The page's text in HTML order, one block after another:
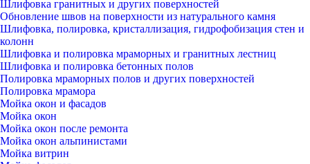
Шлифовка гранитных и других поверхностей
Обновление швов на поверхности из натурального камня
Шлифовка, полировка, кристаллизация, гидрофобизация стен и
колонн
Шлифовка и полировка мраморных и гранитных лестниц
Шлифовка и полировка бетонных полов
Полировка мраморных полов и других поверхностей
Полировка мрамора
Мойка окон и фасадов
Мойка окон
Мойка окон после ремонта
Мойка окон альпинистами
Мойка витрин